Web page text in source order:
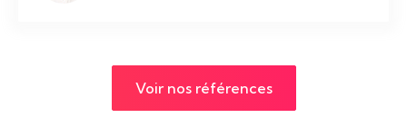
Voir nos références